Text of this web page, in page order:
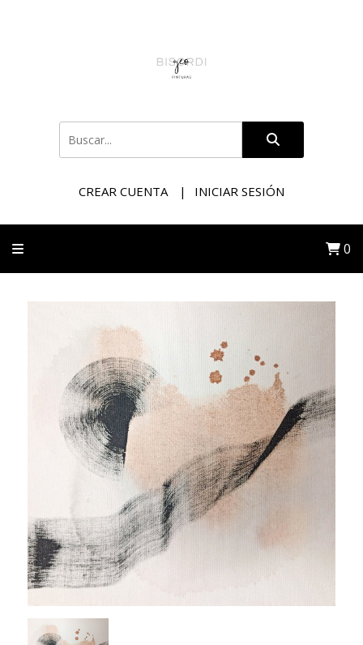
CREAR CUENTA INICIAR SESIÓN
0